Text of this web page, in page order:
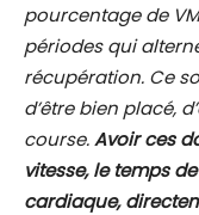
pourcentage de
périodes qui
récupération. Ce
d’être bien placé,
course.Avoir ces
vitesse, le temps
cardiaque,